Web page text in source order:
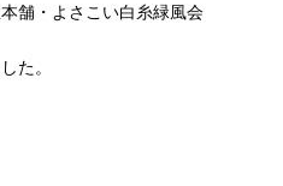
舗・よさこい白糸緑風会
た。